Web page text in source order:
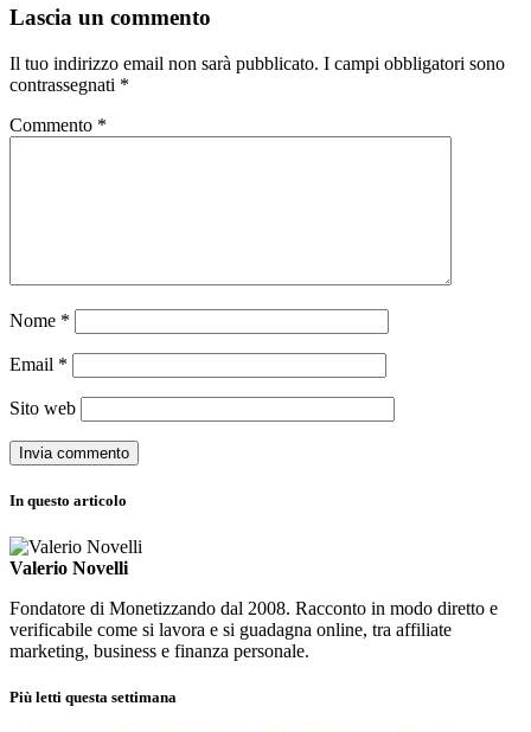
Lascia un commento
Il tuo indirizzo email non sarà pubblicato. I campi obbligatori sono
contrassegnati *
Commento *
Nome *
Email *
Sito web
In questo articolo
Valerio Novelli
Fondatore di Monetizzando dal 2008. Racconto in modo diretto e
verificabile come si lavora e si guadagna online, tra affiliate
marketing, business e finanza personale.
Più letti questa settimana